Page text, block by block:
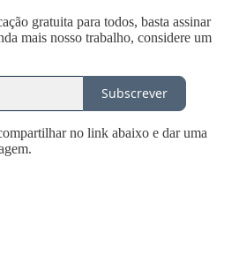
gratuita para todos, basta assinar
mais nosso trabalho, considere um
Subscrever
no link abaixo e dar uma